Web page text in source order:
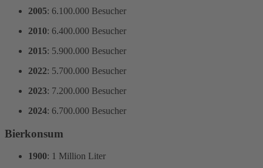
2005: 6.100.000 Besucher
2010: 6.400.000 Besucher
2015: 5.900.000 Besucher
2022: 5.700.000 Besucher
2023: 7.200.000 Besucher
2024: 6.700.000 Besucher
Bierkonsum
1900: 1 Million Liter